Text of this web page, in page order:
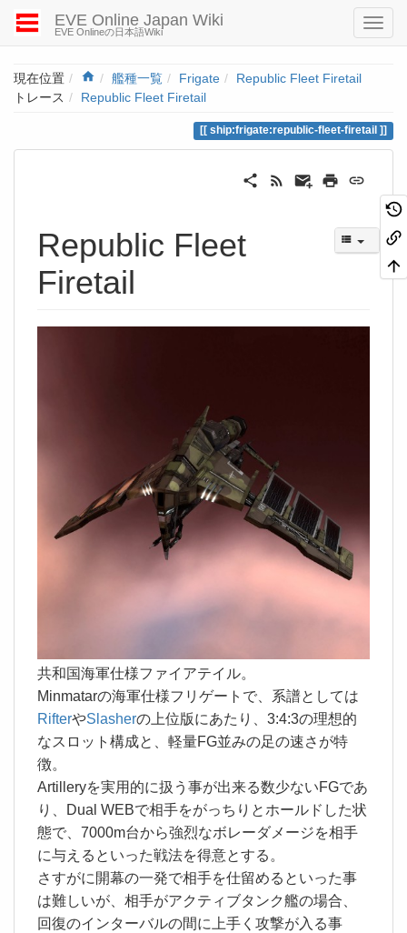
EVE Online Japan Wiki
EVE Onlineの日本語Wiki
現在位置 Home
艦種一覧 Frigate
Republic Fleet Firetail
トレース
Republic Fleet Firetail
ship:frigate:republic-fleet-firetail
Republic Fleet
Firetail
共和国海軍仕様ファイアテイル。
Minmatarの海軍仕様フリゲートで、系譜としては
RifterやSlasherの上位版にあたり、3:4:3の理想的
なスロット構成と、軽量FG並みの足の速さが特
徴。
Artilleryを実用的に扱う事が出来る数少ないFGであ
り、Dual WEBで相手をがっちりとホールドした状
態で、7000m台から強烈なボレーダメージを相手
に与えるといった戦法を得意とする。
さすがに開幕の一発で相手を仕留めるといった事
は難しいが、相手がアクティブタンク艦の場合、
回復のインターバルの間に上手く攻撃が入る事